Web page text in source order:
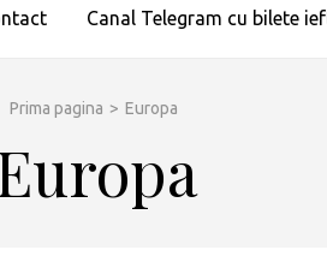
Canal Telegram cu bilete
Prima pagina > Europa